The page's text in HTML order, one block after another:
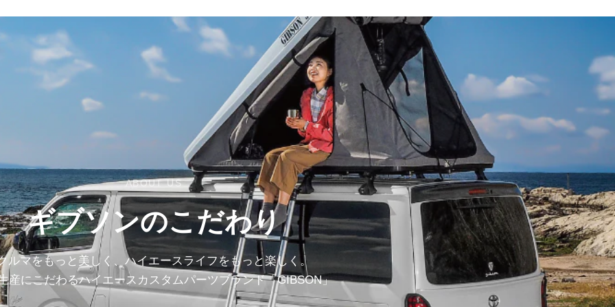
ABOUT US
ギブソンのこだわり
ルマをもっと美しく、ハイエースライフをもっと楽しく。
産にこだわるハイエースカスタムパーツブランド「GIBSON」